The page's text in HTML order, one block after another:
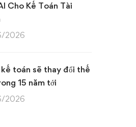
Cho Kế Toán Tài
2026
toán sẽ thay đổi thế
15 năm tới
2026